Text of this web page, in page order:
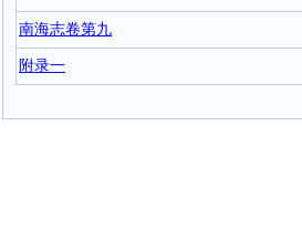
南海志卷第九
附录一